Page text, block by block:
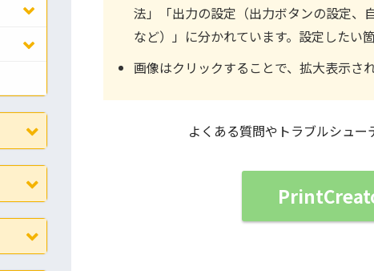
法」「出力の設定（出力ボタンの設定、
など）」に分かれています。設定したい
画像はクリックすることで、拡大表示され
よくある質問やトラブルシュー